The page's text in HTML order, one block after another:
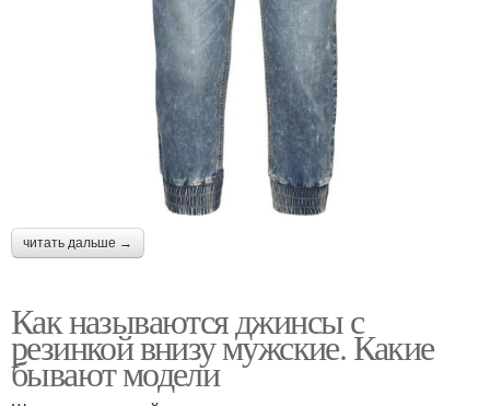
читать дальше →
Как называются джинсы с
резинкой внизу мужские. Какие
бывают модели